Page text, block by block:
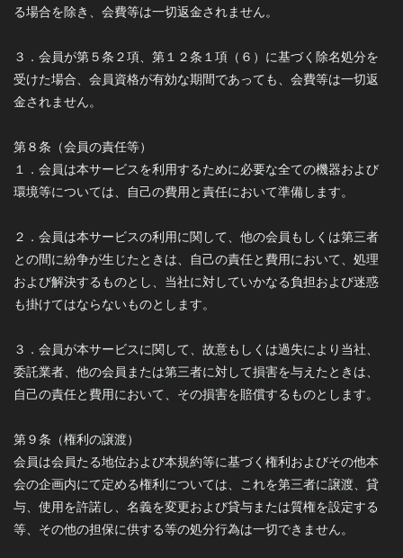
る場合を除き、会費等は一切返金されません。
３．会員が第５条２項、第１２条１項（６）に基づく除名処分を
受けた場合、会員資格が有効な期間であっても、会費等は一切返
金されません。
第８条（会員の責任等）
１．会員は本サービスを利用するために必要な全ての機器および
環境等については、自己の費用と責任において準備します。
２．会員は本サービスの利用に関して、他の会員もしくは第三者
との間に紛争が生じたときは、自己の責任と費用において、処理
および解決するものとし、当社に対していかなる負担および迷惑
も掛けてはならないものとします。
３．会員が本サービスに関して、故意もしくは過失により当社、
委託業者、他の会員または第三者に対して損害を与えたときは、
自己の責任と費用において、その損害を賠償するものとします。
第９条（権利の譲渡）
会員は会員たる地位および本規約等に基づく権利およびその他本
会の企画内にて定める権利については、これを第三者に譲渡、貸
与、使用を許諾し、名義を変更および貸与または質権を設定する
等、その他の担保に供する等の処分行為は一切できません。